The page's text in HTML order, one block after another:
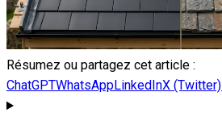
Résumez ou partagez cet article :
ChatGPTWhatsAppLinkedInX (Twitter)